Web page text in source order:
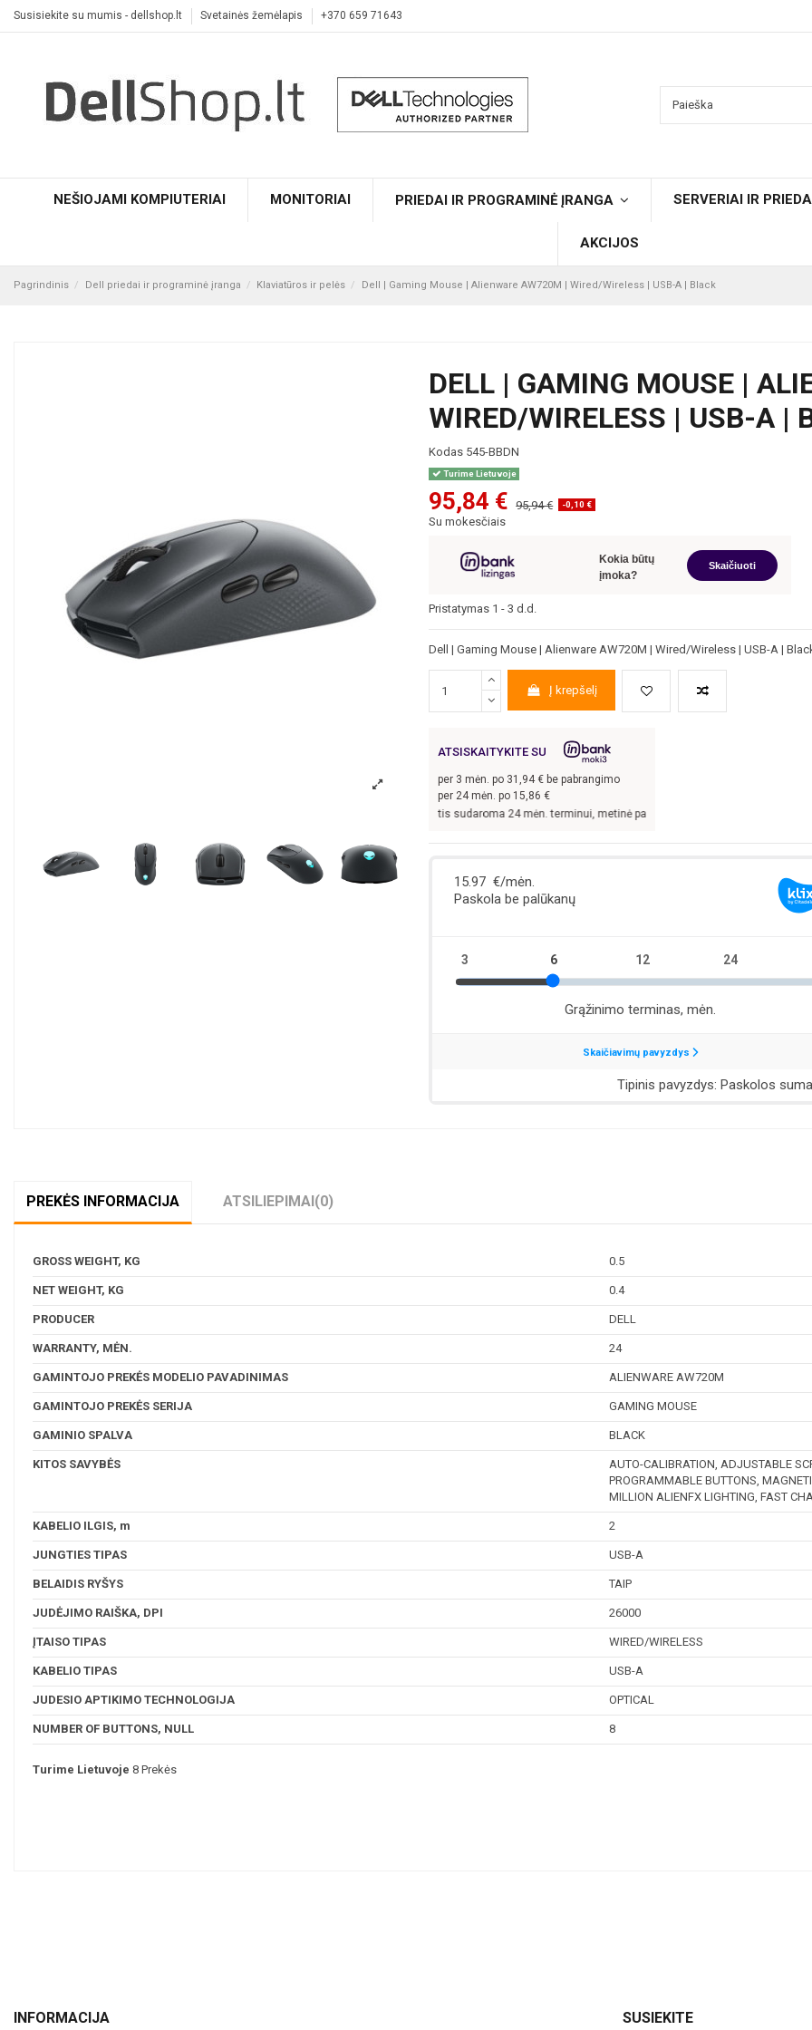
Susisiekite su mumis - dellshop.lt Svetainės žemėlapis +370 659 71643
NEŠIOJAMI KOMPIUTERIAI MONITORIAI PRIEDAI IR PROGRAMINĖ ĮRANGA SERVERIAI IR PRIEDAI
AKCIJOS
Pagrindinis Dell priedai ir programinė įranga Klaviatūros ir pelės Dell | Gaming Mouse | Alienware AW720M | Wired/Wireless | USB-A | Black
DELL | GAMING MOUSE |
WIRED/WIRELESS | USB-A |
Kodas 545-BBDN
Turime Lietuvoje
95,84 € 95,94 € -0,10 €
Su mokesčiais
Kokia būtų
įmoka?
Skaičiuoti
Pristatymas 1 - 3 d.d.
Dell | Gaming Mouse | Alienware AW720M | Wired/Wireless | USB-A |
Į krepšelį
ATSISKAITYKITE SU
per 3 mėn. po 31,94€ be pabrangimo
per 24 mėn. po 15,86 €
€, kai sutartis sudaroma 24 mėn. terminui, metinė palūkanų norma –
PREKĖS INFORMACIJA ATSILIEPIMAI(0)
GROSS WEIGHT, KG 0.5
NET WEIGHT, KG 0.4
PRODUCER DELL
WARRANTY, MĖN. 24
GAMINTOJO PREKĖS MODELIO PAVADINIMAS ALIENWARE AW720M
GAMINTOJO PREKĖS SERIJA GAMING MOUSE
GAMINIO SPALVA BLACK
KITOS SAVYBĖS
AUTO-CALIBRATION, ADJUSTABLE
PROGRAMMABLE BUTTONS,
MILLION ALIENFX LIGHTING, FAST
KABELIO ILGIS, m 2
JUNGTIES TIPAS USB-A
BELAIDIS RYŠYS TAIP
JUDĖJIMO RAIŠKA, DPI 26000
ĮTAISO TIPAS WIRED/WIRELESS
KABELIO TIPAS USB-A
JUDESIO APTIKIMO TECHNOLOGIJA OPTICAL
NUMBER OF BUTTONS, NULL 8
Turime Lietuvoje 8 Prekės
INFORMACIJA SUSIEKITE